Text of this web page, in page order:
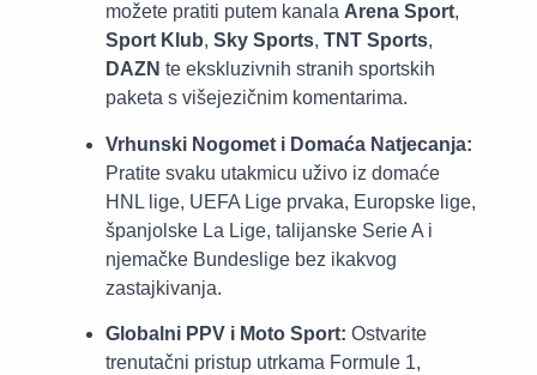
možete pratiti putem kanala Arena Sport,
Sport Klub, Sky Sports, TNT Sports,
DAZN te ekskluzivnih stranih sportskih
paketa s višejezičnim komentarima.
Vrhunski Nogomet i Domaća Natjecanja:
Pratite svaku utakmicu uživo iz domaće
HNL lige, UEFA Lige prvaka, Europske lige,
španjolske La Lige, talijanske Serie A i
njemačke Bundeslige bez ikakvog
zastajkivanja.
Globalni PPV i Moto Sport: Ostvarite
trenutačni pristup utrkama Formule 1,